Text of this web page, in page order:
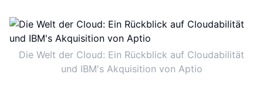
Die Welt der Cloud: Ein Rückblick auf Cloudabilität
und IBM's Akquisition von Aptio